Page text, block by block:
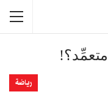
متعمِّد؟!
رياضة